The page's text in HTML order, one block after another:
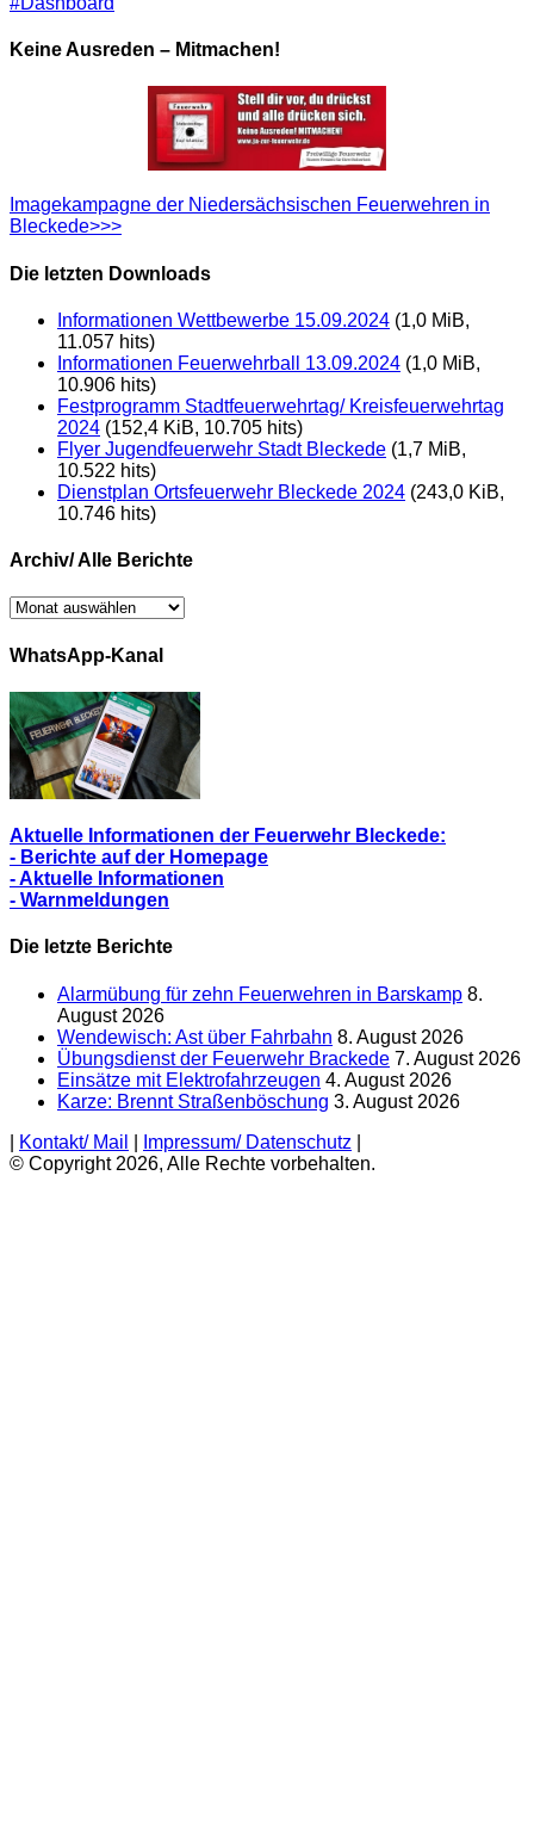
Keine Ausreden – Mitmachen!
Imagekampagne der Niedersächsischen Feuerwehren in
Bleckede>>>
Die letzten Downloads
Informationen Wettbewerbe 15.09.2024 (1,0 MiB,
11.057 hits)
Informationen Feuerwehrball 13.09.2024 (1,0 MiB,
10.906 hits)
Festprogramm Stadtfeuerwehrtag/ Kreisfeuerwehrtag
2024 (152,4 KiB, 10.705 hits)
Flyer Jugendfeuerwehr Stadt Bleckede (1,7 MiB,
10.522 hits)
Dienstplan Ortsfeuerwehr Bleckede 2024 (243,0 KiB,
10.746 hits)
Archiv/ Alle Berichte
Archiv/
Berichte
WhatsApp-Kanal
Aktuelle Informationen der Feuerwehr Bleckede:
- Berichte auf der Homepage
- Aktuelle Informationen
- Warnmeldungen
Die letzte Berichte
Alarmübung für zehn Feuerwehren in Barskamp 8.
August 2026
Wendewisch: Ast über Fahrbahn 8. August 2026
Übungsdienst der Feuerwehr Brackede 7. August 2026
Einsätze mit Elektrofahrzeugen 4. August 2026
Karze: Brennt Straßenböschung 3. August 2026
Kontakt/ Mail Impressum/ Datenschutz
© Copyright 2026, Alle Rechte vorbehalten.